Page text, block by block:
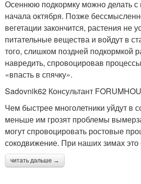
Осеннюю подкормку можно делать с
начала октября. Позже
вегетации закончится, растения не
питательные вещества и войдут в
того, слишком поздней подкормкой
навредить, спровоцировав
«впасть в спячку».
Sadovnik62 Консультант
Чем быстрее многолетники уйдут в
меньше им грозят проблемы
могут спровоцировать ростовые
сокодвижение. При наших зимах это
читать дальше →